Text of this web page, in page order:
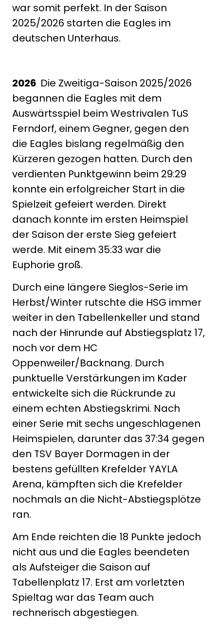
war somit perfekt. In der Saison
2025/2026 starten die Eagles im
deutschen Unterhaus.
2026 Die Zweitiga-Saison 2025/2026
begannen die Eagles mit dem
Auswärtsspiel beim Westrivalen TuS
Ferndorf, einem Gegner, gegen den
die Eagles bislang regelmäßig den
Kürzeren gezogen hatten. Durch den
verdienten Punktgewinn beim 29:29
konnte ein erfolgreicher Start in die
Spielzeit gefeiert werden. Direkt
danach konnte im ersten Heimspiel
der Saison der erste Sieg gefeiert
werde. Mit einem 35:33 war die
Euphorie groß.
Durch eine längere Sieglos-Serie im
Herbst/Winter rutschte die HSG immer
weiter in den Tabellenkeller und stand
nach der Hinrunde auf Abstiegsplatz 17,
noch vor dem HC
Oppenweiler/Backnang. Durch
punktuelle Verstärkungen im Kader
entwickelte sich die Rückrunde zu
einem echten Abstiegskrimi. Nach
einer Serie mit sechs ungeschlagenen
Heimspielen, darunter das 37:34 gegen
den TSV Bayer Dormagen in der
bestens gefüllten Krefelder YAYLA
Arena, kämpften sich die Krefelder
nochmals an die Nicht-Abstiegsplötze
ran.
Am Ende reichten die 18 Punkte jedoch
nicht aus und die Eagles beendeten
als Aufsteiger die Saison auf
Tabellenplatz 17. Erst am vorletzten
Spieltag war das Team auch
rechnerisch abgestiegen.